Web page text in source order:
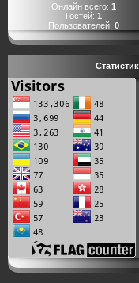
Онлайн всего: 1
Гостей: 1
Пользователей: 0